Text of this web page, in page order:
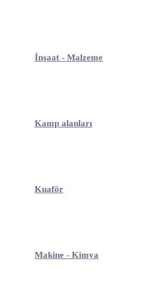
İnşaat - Malzeme
Kamp alanları
Kuaför
Makine - Kimya